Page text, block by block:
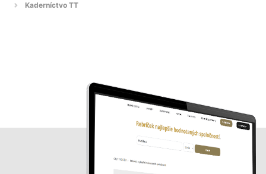
Kaderníctvo TT